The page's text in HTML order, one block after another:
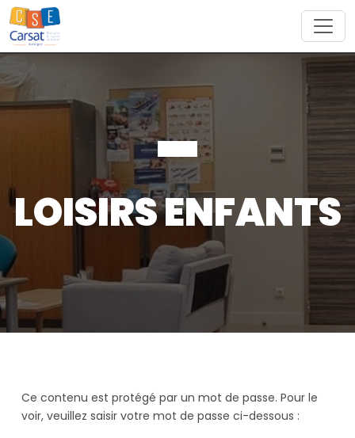
Skip
to
content
LOISIRS ENFANTS
Ce contenu est protégé par un mot de passe. Pour le
voir, veuillez saisir votre mot de passe ci-dessous :